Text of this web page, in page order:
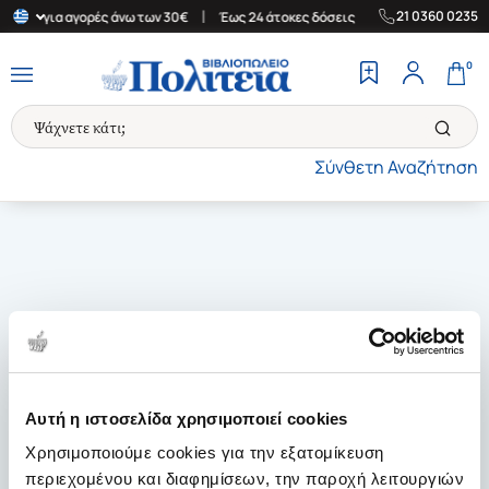
Αυτή η ιστοσελίδα χρησιμοποιεί cookies
Χρησιμοποιούμε cookies για την εξατομίκευση
περιεχομένου και διαφημίσεων, την παροχή λειτουργιών
για αγορές άνω των 30€ | Έως 24 άτοκες δόσεις | Δωρεάν
21 0360 0235
Σύνθετη Αναζήτηση
0